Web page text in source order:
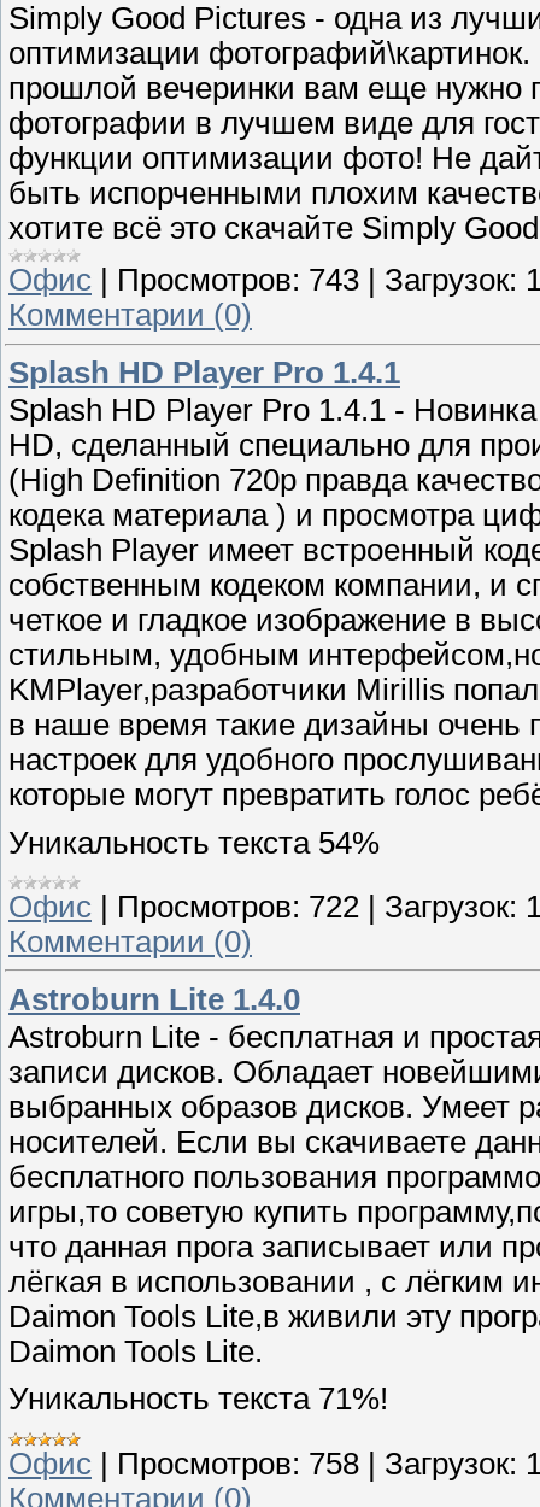
Simply Good Pictures - одна из
оптимизации
прошлой вечеринки вам еще нужно
фотографии в лучшем виде для
функции оптимизации фото! Не
быть испорченными плохим
хотите всё это скачайте Simply
Офис
Просмотров: 743 Загрузок:
Комментарии (0)
Splash HD Player Pro 1.4.1
Splash HD Player Pro 1.4.1 -
HD, сделанный специально для
(High Definition 720p правда
кодека материала ) и просмотра
Splash Player имеет встроенный
собственным кодеком компании, и
четкое и гладкое изображение в
стильным, удобным
KMPlayer,разработчики Mirillis
в наше время такие дизайны очень
настроек для удобного
которые могут превратить голос
Уникальность текста 54%
Офис
Просмотров: 722 Загрузок:
Комментарии (0)
Astroburn Lite 1.4.0
Astroburn Lite - бесплатная и
записи дисков. Обладает
выбранных образов дисков. Умеет
носителей. Если вы скачиваете
бесплатного пользования
игры,то советую купить
что данная прога записывает или
лёгкая в использовании , с лёгким
Daimon Tools Lite,в живили эту
Daimon Tools Lite.
Уникальность текста 71%!
Офис
Просмотров: 758 Загрузок:
Комментарии (0)